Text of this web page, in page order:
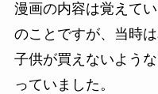
漫画の内容は覚えて
のことですが、当時
子供が買えないよう
っていました。